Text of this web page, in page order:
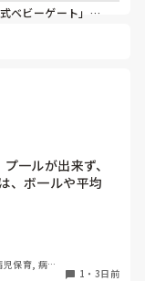
ベビーゲート」な
棚を仕切りにすれ
付けて補強してみ
かるよう応援して
一ルが出来ず、
、ボ一ルや平均
や望遠鏡や風鈴🎐
ずつよんで、やっ
、何でもいいの
保育, 病院
1 ・ 3日前